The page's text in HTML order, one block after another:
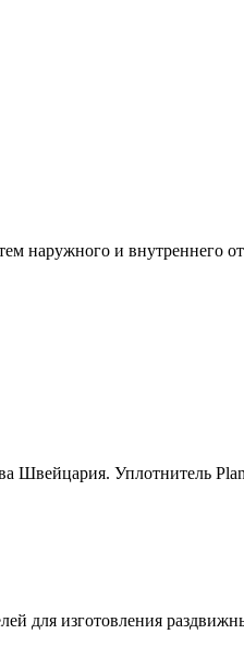
наружного и внутреннего
Уплотнитель
для изготовления